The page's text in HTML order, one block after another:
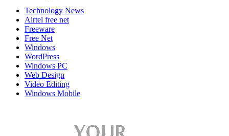
Technology News
Airtel free net
Freeware
Free Net
Windows
WordPress
Windows PC
Web Design
Video Editing
Windows Mobile